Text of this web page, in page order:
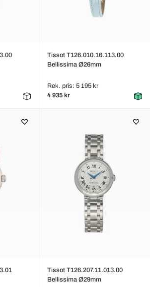
Tissot T126.010.16.113.00
Bellissima Ø26mm
Rek. pris: 5 195 kr
4 935 kr
Tissot T126.207.11.013.00
Bellissima Ø29mm